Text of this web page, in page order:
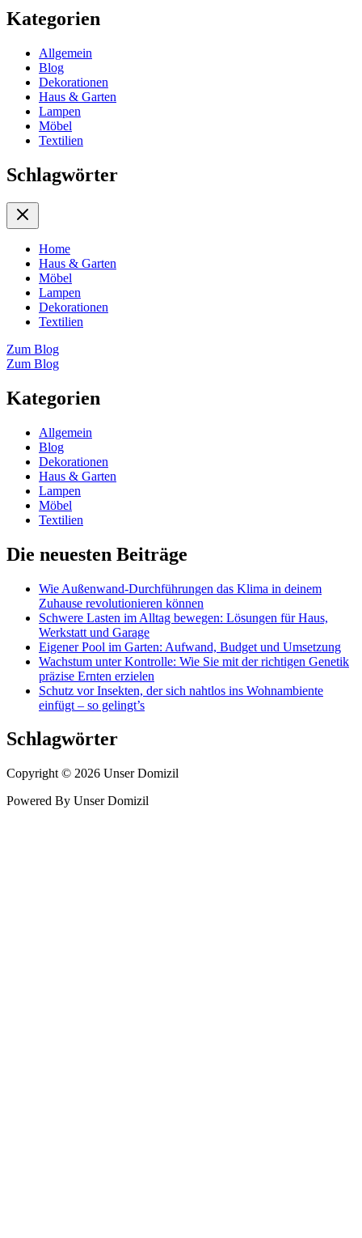
Kategorien
Allgemein
Blog
Dekorationen
Haus & Garten
Lampen
Möbel
Textilien
Schlagwörter
Home
Haus & Garten
Möbel
Lampen
Dekorationen
Textilien
Zum Blog
Zum Blog
Kategorien
Allgemein
Blog
Dekorationen
Haus & Garten
Lampen
Möbel
Textilien
Die neuesten Beiträge
Wie Außenwand-Durchführungen das Klima in deinem
Zuhause revolutionieren können
Schwere Lasten im Alltag bewegen: Lösungen für Haus,
Werkstatt und Garage
Eigener Pool im Garten: Aufwand, Budget und Umsetzung
Wachstum unter Kontrolle: Wie Sie mit der richtigen Genetik
präzise Ernten erzielen
Schutz vor Insekten, der sich nahtlos ins Wohnambiente
einfügt – so gelingt’s
Schlagwörter
Copyright © 2026 Unser Domizil
Powered By Unser Domizil